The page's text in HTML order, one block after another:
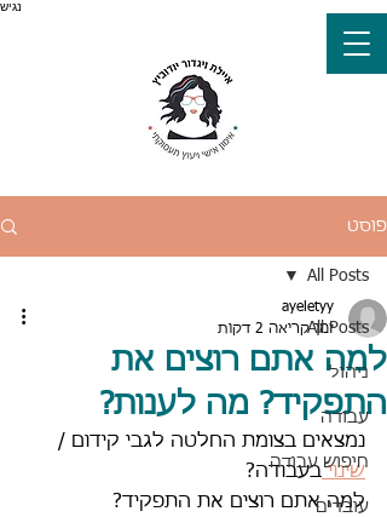
נגיש
פוסט
All Posts
ניהול
עבודה
חיפוש עבודה
עובדים
All Posts
למה אתם רוצים את
התפקיד? מה לענות?
ayeletyy
זמן קריאה 2 דקות
נמצאים בצומת החלטה לגבי קידום /
שינוי בעבודה?
למה אתם רוצים את התפקיד?